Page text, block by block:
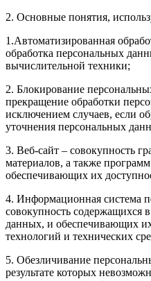
2. Основные понятия,
1.Автоматизированная
обработка персональных
вычислительной техники;
2. Блокирование
прекращение обработки
исключением случаев, если
уточнения персональных
3. Веб-сайт – совокупность
материалов, а также
обеспечивающих их
4. Информационная система
совокупность содержащихся
данных, и обеспечивающих
технологий и технических
5. Обезличивание
результате которых